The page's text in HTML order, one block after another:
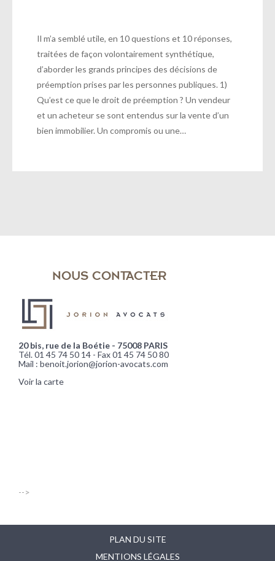
Il m’a semblé utile, en 10 questions et 10 réponses,
traitées de façon volontairement synthétique,
d’aborder les grands principes des décisions de
préemption prises par les personnes publiques. 1)
Qu’est ce que le droit de préemption ? Un vendeur
et un acheteur se sont entendus sur la vente d’un
bien immobilier. Un compromis ou une…
NOUS CONTACTER
20 bis, rue de la Boétie - 75008 PARIS
Tél. 01 45 74 50 14 - Fax 01 45 74 50 80
Mail : benoit.jorion@jorion-avocats.com
Voir la carte
-->
PLAN DU SITE
MENTIONS LÉGALES